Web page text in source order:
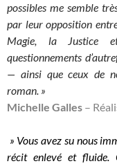
possibles me semble
par leur opposition
Magie, la Justice
questionnements
— ainsi que ceux de
roman. »
Michelle Galles –
» Vous avez su nous
récit enlevé et fluide.